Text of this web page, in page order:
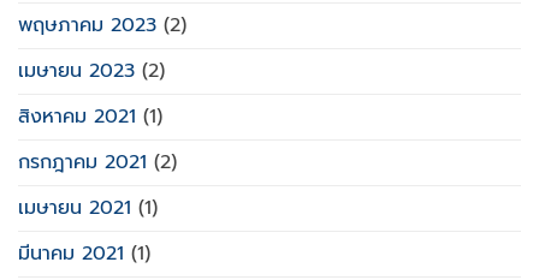
พฤษภาคม 2023 (2)
เมษายน 2023 (2)
สิงหาคม 2021 (1)
กรกฎาคม 2021 (2)
เมษายน 2021 (1)
มีนาคม 2021 (1)